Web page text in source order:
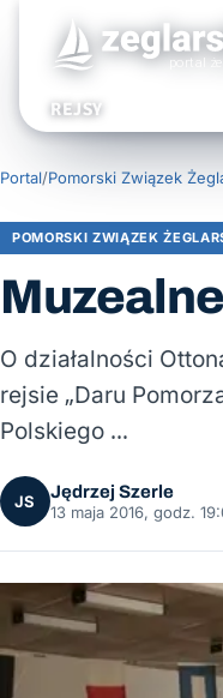
REJSY
Portal/Pomorski Związek
POMORSKI ZWIĄZEK
O działalności
rejsie „Daru
Polskiego …
JS
Jędrzej Szerle
13 maja 2016, godz.